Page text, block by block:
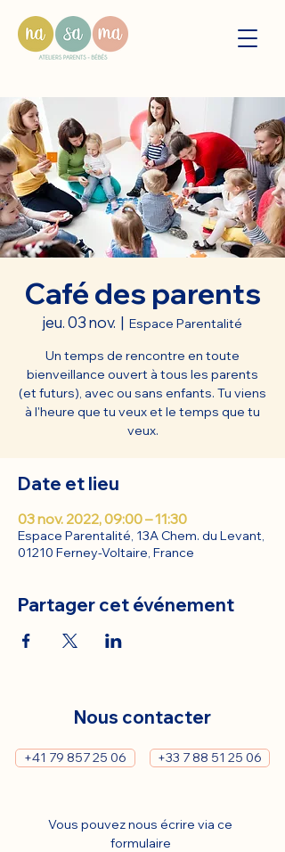
Café des parents
jeu. 03 nov.
  |
Espace Parentalité
Un temps de rencontre en toute
bienveillance ouvert à tous les parents
(et futurs), avec ou sans enfants. Tu viens
à l'heure que tu veux et le temps que tu
veux.
Date et lieu
03 nov. 2022, 09:00 – 11:30
Espace Parentalité, 13A Chem. du Levant,
01210 Ferney-Voltaire, France
Partager cet événement
Nous contacter
+41 79 857 25 06 +33 7 88 51 25 06
Vous pouvez nous écrire via ce
formulaire